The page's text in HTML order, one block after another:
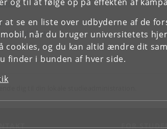
at se en liste over udbyderne af de
når du bruger universitetets
cookies, og du kan altid ændre dit
finder i bunden af hver side.
Food Safety
FOR